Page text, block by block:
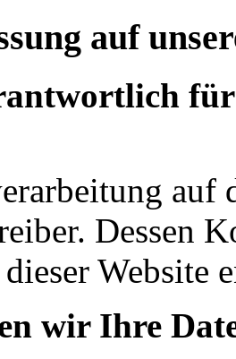
auf
für
auf
Dessen
Website
wir Ihre